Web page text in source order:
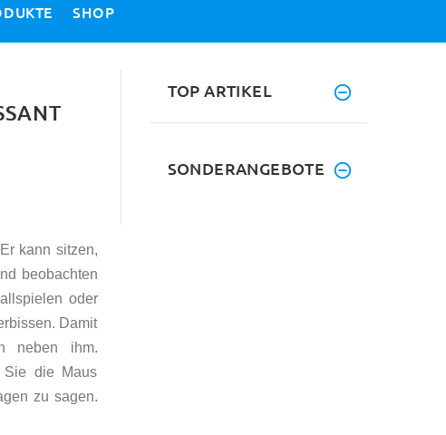
SHOP
kann sitzen,
beobachten
oder
Damit
neben ihm.
Sie die Maus
zu sagen.
TOP ARTIKEL
SONDERANGEBOTE